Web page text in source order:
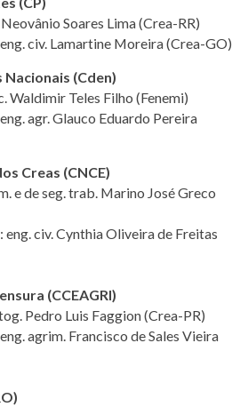
Soares Lima (Crea-RR)
civ. Lamartine Moreira (Crea-GO)
(Cden)
Waldimir Teles Filho (Fenemi)
agr. Glauco Eduardo Pereira
Creas (CNCE)
e de seg. trab. Marino José Greco
civ. Cynthia Oliveira de Freitas
(CCEAGRI)
Pedro Luis Faggion (Crea-PR)
agrim. Francisco de Sales Vieira